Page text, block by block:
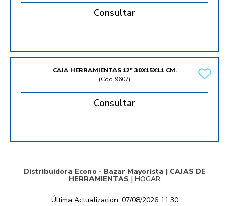
Consultar
CAJA HERRAMIENTAS 12" 30X15X11 CM.
(Cód.9607)
Consultar
Distribuidora Econo - Bazar Mayorista | CAJAS DE
HERRAMIENTAS | HOGAR
Última Actualización: 07/08/2026 11:30